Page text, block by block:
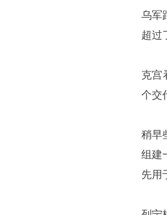
乌军
超过
克宫
个交
稍早
组建
先用